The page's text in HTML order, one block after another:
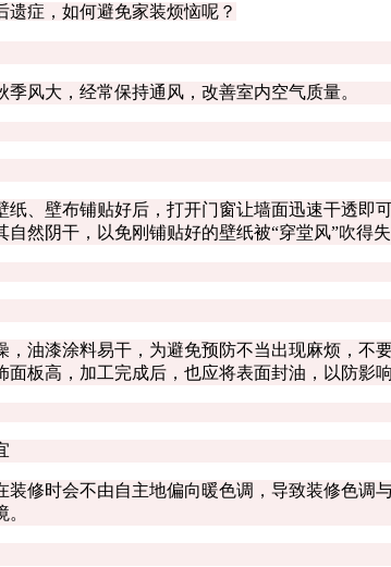
遗症，如何避免家装烦恼呢？
大，经常保持通风，改善室内空气质量。
壁布铺贴好后，打开门窗让墙面迅速干透即
然阴干，以免刚铺贴好的壁纸被“穿堂风”吹得失
漆涂料易干，为避免预防不当出现麻烦，不
面板高，加工完成后，也应将表面封油，以防影
时会不由自主地偏向暖色调，导致装修色调